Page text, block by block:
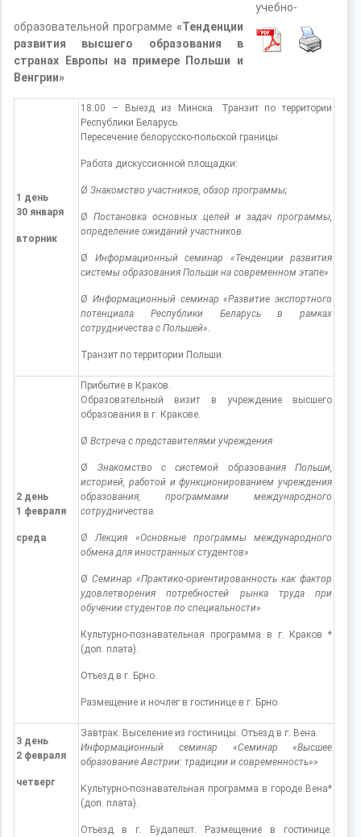
учебно-
образовательной программе «Тенденции
развития высшего образования в
странах Европы на примере Польши и
Венгрии»
1 день
30 января
вторник
18:00 – Выезд из Минска. Транзит по территории
Республики Беларусь.
Пересечение белорусско-польской границы.
Работа дискуссионной площадки:
ØЗнакомство участников, обзор программы;
ØПостановка основных целей и задач программы,
определение ожиданий участников.
Ø Информационный семинар «Тенденции развития
системы образования Польши на современном этапе»
Ø Информационный семинар «Развитие экспортного
потенциала Республики Беларусь в рамках
сотрудничества с Польшей».
Транзит по территории Польши.
2 день
1 февраля
среда
Прибытие в Краков.
Образовательный визит в учреждение высшего
образования в г. Кракове.
ØВстреча с представителями учреждения
Ø Знакомство с системой образования Польши,
историей, работой и функционированием учреждения
образования, программами международного
сотрудничества.
ØЛекция «Основные программы международного
обмена для иностранных студентов»
ØСеминар «Практико-ориентированность как фактор
удовлетворения потребностей рынка труда при
обучении студентов по специальности»
Культурно-познавательная программа в г. Краков *
(доп. плата).
Отъезд в г. Брно.
Размещение и ночлег в гостинице в г. Брно.
3 день
2 февраля
четверг
Завтрак. Выселение из гостиницы. Отъезд в г. Вена.
Информационный семинар «Семинар «Высшее
образование Австрии: традиции и современность»»
Культурно-познавательная программа в городе Вена*
(доп. плата).
Отъезд в г. Будапешт. Размещение в гостинице.